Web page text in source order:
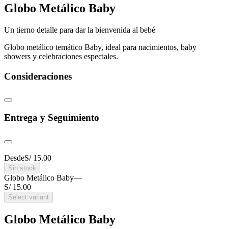
Globo Metálico Baby
Un tierno detalle para dar la bienvenida al bebé
Globo metálico temático Baby, ideal para nacimientos, baby
showers y celebraciones especiales.
Consideraciones
Entrega y Seguimiento
DesdeS/ 15.00
Sin stock
Globo Metálico Baby—
S/ 15.00
Select variant
Globo Metálico Baby